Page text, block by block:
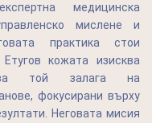
медицинска
мислене и
практика стои
кожата изисква
той залага на
фокусирани върху
Неговата мисия